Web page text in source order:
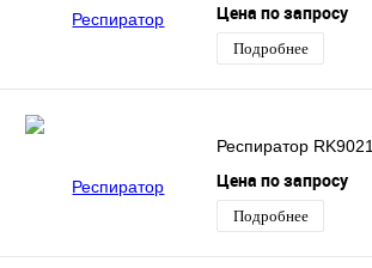
Цена по запросу
Подробнее
Респиратор RK9021
Цена по запросу
Подробнее